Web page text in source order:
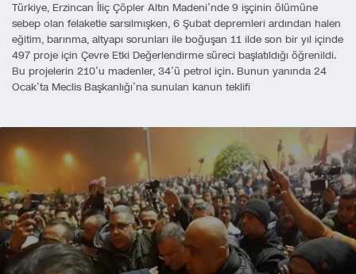
Türkiye, Erzincan İliç Çöpler Altın Madeni’nde 9 işçinin ölümüne
sebep olan felaketle sarsılmışken, 6 Şubat depremleri ardından halen
eğitim, barınma, altyapı sorunları ile boğuşan 11 ilde son bir yıl içinde
497 proje için Çevre Etki Değerlendirme süreci başlatıldığı öğrenildi.
Bu projelerin 210’u madenler, 34’ü petrol için. Bunun yanında 24
Ocak’ta Meclis Başkanlığı’na sunulan kanun teklifi